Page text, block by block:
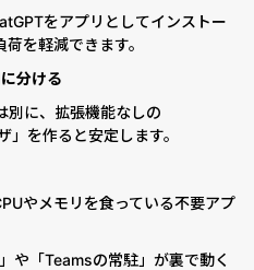
をアプリとしてインストー
を軽減できます。
分ける
別に、拡張機能なしの
」を作ると安定します。
やメモリを食っている不要アプ
や「Teamsの常駐」が裏で動く